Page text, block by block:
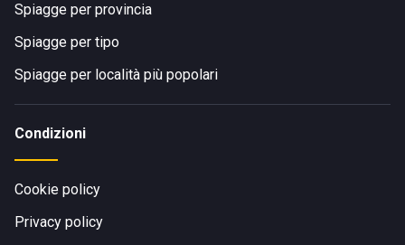
Spiagge per provincia
Spiagge per tipo
Spiagge per località più popolari
Condizioni
Cookie policy
Privacy policy